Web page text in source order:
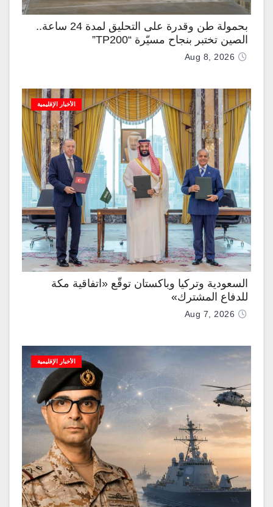
بحمولة طن وقدرة على التحليق لمدة 24 ساعة..
الصين تختبر بنجاح مسيّرة “TP200”
Aug 8, 2026
الأخبار الإقليمية
السعودية وتركيا وباكستان توقّع «اتفاقية مكة
للدفاع المشترك»
Aug 7, 2026
الأخبار الإقليمية